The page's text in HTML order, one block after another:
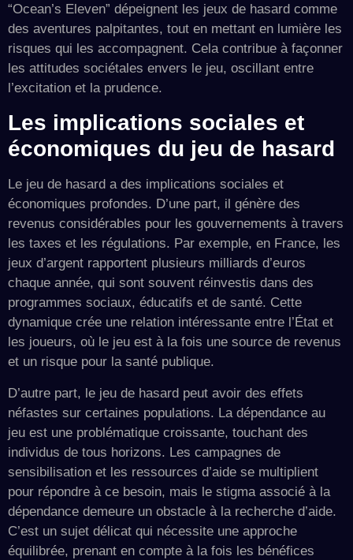
“Ocean’s Eleven” dépeignent les jeux de hasard comme
des aventures palpitantes, tout en mettant en lumière les
risques qui les accompagnent. Cela contribue à façonner
les attitudes sociétales envers le jeu, oscillant entre
l’excitation et la prudence.
Les implications sociales et
économiques du jeu de hasard
Le jeu de hasard a des implications sociales et
économiques profondes. D’une part, il génère des
revenus considérables pour les gouvernements à travers
les taxes et les régulations. Par exemple, en France, les
jeux d’argent rapportent plusieurs milliards d’euros
chaque année, qui sont souvent réinvestis dans des
programmes sociaux, éducatifs et de santé. Cette
dynamique crée une relation intéressante entre l’État et
les joueurs, où le jeu est à la fois une source de revenus
et un risque pour la santé publique.
D’autre part, le jeu de hasard peut avoir des effets
néfastes sur certaines populations. La dépendance au
jeu est une problématique croissante, touchant des
individus de tous horizons. Les campagnes de
sensibilisation et les ressources d’aide se multiplient
pour répondre à ce besoin, mais le stigma associé à la
dépendance demeure un obstacle à la recherche d’aide.
C’est un sujet délicat qui nécessite une approche
équilibrée, prenant en compte à la fois les bénéfices